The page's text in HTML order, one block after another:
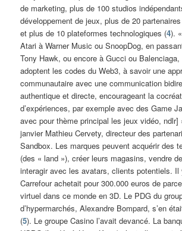
de marketing, plus de 100 studios
développement de jeux, plus de 20
et plus de 10 plateformes technologiques (4).
Atari à Warner Music ou SnoopDog, en
Tony Hawk, ou encore à Gucci ou
adoptent les codes du Web3, à savoir une
communautaire avec une communication
authentique et directe, encourageant la
d’expériences, par exemple avec des Game
avec pour thème principal les jeux vidéo, ndlr]
janvier Mathieu Cervety, directeur des
Sandbox. Les marques peuvent acquérir des
(des « land »), créer leurs magasins, vendre
interagir avec les avatars, clients potentiels. Il
Carrefour achetait pour 300.000 euros de
virtuel dans ce monde en 3D. Le PDG du
d’hypermarchés, Alexandre Bompard, s’en
(5). Le groupe Casino l’avait devancé. La